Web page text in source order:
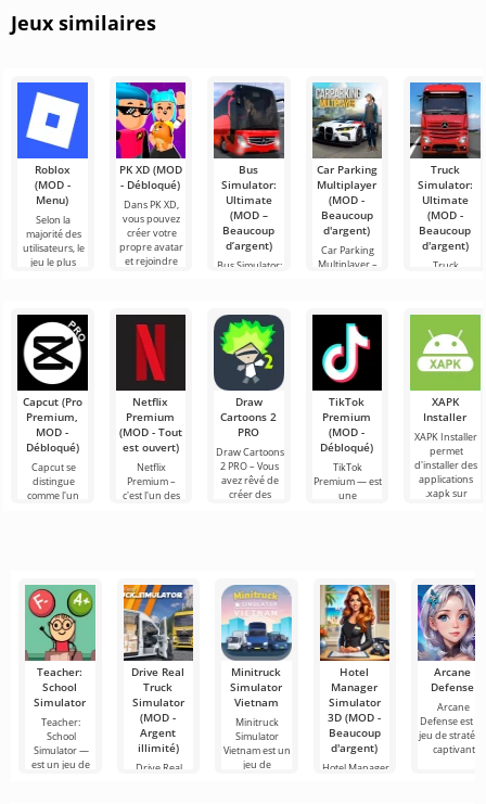
Jeux similaires
Roblox
(MOD -
Menu)
Selon la
majorité des
utilisateurs, le
jeu le plus
Roblox. Ce
PK XD (MOD
- Débloqué)
Dans PK XD,
vous pouvez
créer votre
propre avatar
et rejoindre
Bus
Simulator:
Ultimate
(MOD –
Beaucoup
d’argent)
Bus Simulator:
Android
offrant des
possibilités
infinies
Car Parking
Multiplayer
(MOD -
Beaucoup
d'argent)
Car Parking
Multiplayer –
joueurs
incarnent des
conducteurs
Truck
Simulator:
Ultimate
(MOD -
Beaucoup
d'argent)
Truck
un simulateur
de transport
de
Capcut (Pro
Premium,
MOD -
Débloqué)
Capcut se
distingue
comme l'un
Netflix
Premium
(MOD - Tout
est ouvert)
Netflix
Premium –
c'est l'un des
Draw
Cartoons 2
PRO
Draw Cartoons
2 PRO – Vous
avez rêvé de
créer des
TikTok
Premium
(MOD -
Débloqué)
TikTok
Premium — est
une
XAPK
Installer
XAPK Installer
permet
d'installer des
applications
.xapk sur
Teacher:
School
Simulator
Teacher:
School
Simulator —
est un jeu de
Drive Real
Truck
Simulator
(MOD -
Argent
illimité)
Drive Real
Minitruck
Simulator
Vietnam
Minitruck
Simulator
Vietnam est un
jeu de
Hotel
Manager
Simulator
3D (MOD -
Beaucoup
d'argent)
Hotel Manager
Arcane
Defense
Arcane
Defense est
jeu de
captivant